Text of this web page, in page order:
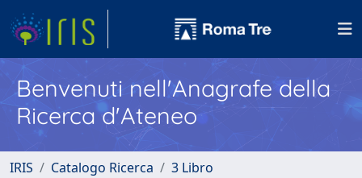
Benvenuti nell'Anagrafe della
Ricerca d'Ateneo
IRIS Catalogo Ricerca
3 Libro